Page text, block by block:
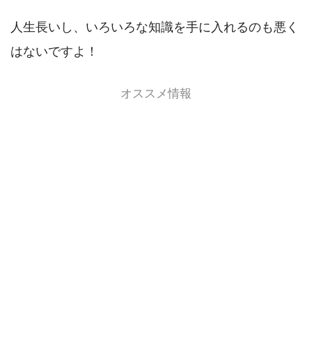
人生長いし、いろいろな知識を手に入れるのも悪く
はないですよ！
オススメ情報